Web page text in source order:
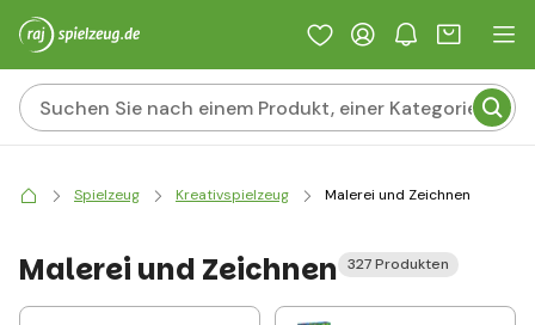
Spielzeug Kreativspielzeug Malerei und Zeichnen
Malerei und Zeichnen 327 Produkten